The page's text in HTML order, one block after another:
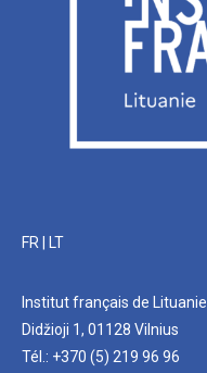
FR LT
Institut français de Lituanie
Didžioji 1, 01128 Vilnius
Tél.: +370 (5) 219 96 96